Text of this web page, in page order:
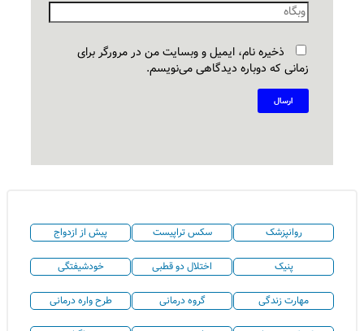
ذخیره نام، ایمیل و وبسایت من در مرورگر برای
زمانی که دوباره دیدگاهی می‌نویسم.
روانپزشک سکس تراپیست پیش از ازدواج
پنیک اختلال دو قطبی خودشیفتگی
مهارت زندگی گروه درمانی طرح واره درمانی